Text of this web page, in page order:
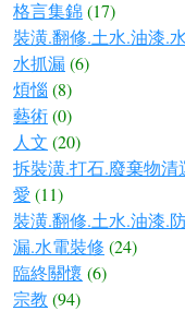
格言集錦(17)
裝潢.翻修.土水.油漆.
水抓漏(6)
煩惱 (8)
藝術(0)
人文 (20)
拆裝潢.打石.廢棄物清
愛 (11)
裝潢.翻修.土水.油漆.
漏.水電裝修 (24)
臨終關懷 (6)
宗教 (94)